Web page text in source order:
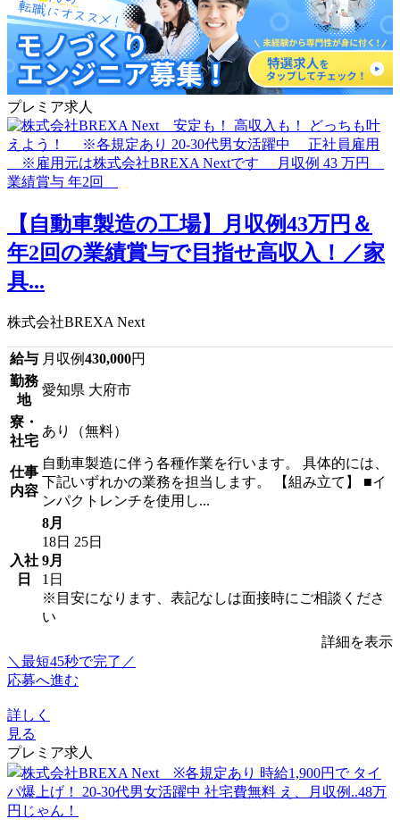
プレミア求人
【自動車製造の工場】月収例43万円＆
年2回の業績賞与で目指せ高収入！／家
具...
株式会社BREXA Next
給与 月収例430,000円
勤務
地
愛知県 大府市
寮・
社宅
あり（無料）
仕事
内容
自動車製造に伴う各種作業を行います。 具体的には、
下記いずれかの業務を担当します。 【組み立て】 ■イ
ンパクトレンチを使用し...
入社
日
8月
18日 25日
9月
1日
※目安になります、表記なしは面接時にご相談くださ
い
詳細を表示
＼最短45秒で完了／
応募へ進む
詳しく
見る
プレミア求人